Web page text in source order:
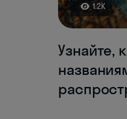
1.2K
Узнайте,